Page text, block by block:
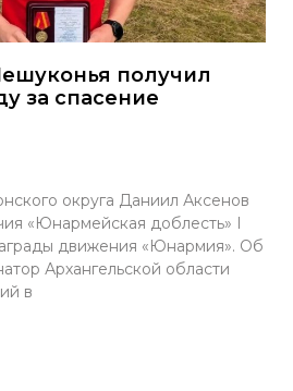
получил
за спасение
округа Даниил Аксенов
«Юнармейская доблесть» I
движения «Юнармия». Об
Архангельской области
в